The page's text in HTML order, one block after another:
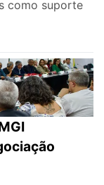
como suporte